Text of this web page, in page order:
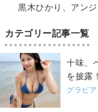
黒木ひかり、アン
カテゴリー記事一覧
十味、
を披露
グラビア